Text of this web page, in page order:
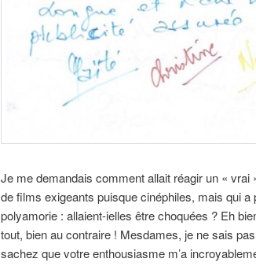
Je me demandais comment allait réagir un «
de films exigeants puisque cinéphiles, mais qui a
polyamorie : allaient-ielles être choquées ? Eh
tout, bien au contraire ! Mesdames, je ne sais
sachez que votre enthousiasme m’a